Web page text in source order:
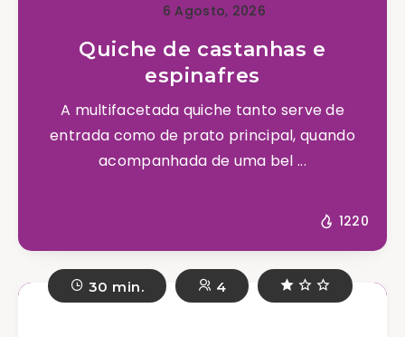
6 Agosto, 2026
Quiche de castanhas e
espinafres
A multifacetada quiche tanto serve de
entrada como de prato principal, quando
acompanhada de uma bel ...
1220
30 min. 4